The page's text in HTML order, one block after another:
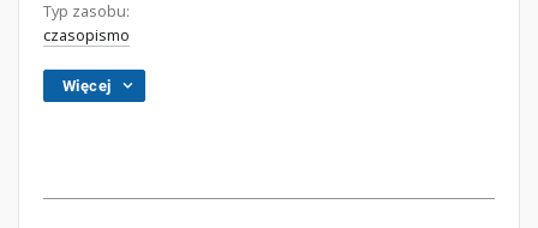
Typ zasobu:
czasopismo
Więcej